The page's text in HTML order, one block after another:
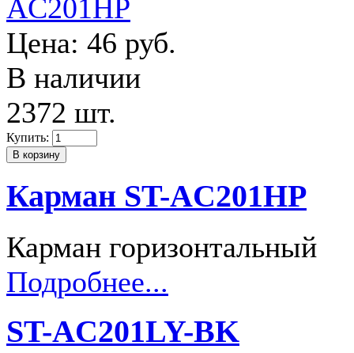
Цена: 46 руб.
В наличии
2372 шт.
Купить:
Карман ST-AC201HP
Карман горизонтальный
Подробнее...
ST-AC201LY-BK